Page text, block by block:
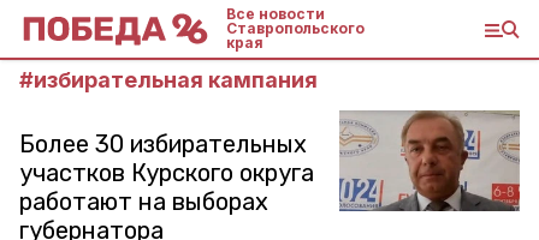
Все новости
Ставропольского
края
#избирательная кампания
Более 30 избирательных
участков Курского округа
работают на выборах
губернатора